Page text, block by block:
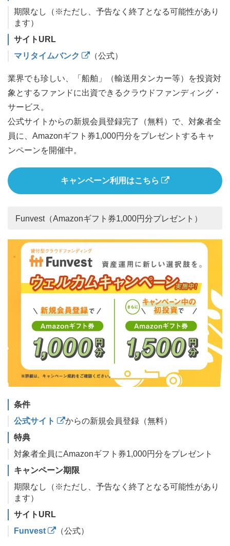
期限なし（※ただし、予告なく終了となる可能性があり
ます）
サイトURL
マリタイムバンク
（公式）
業界でも珍しい、「船舶」（輸送用タンカー等）を投資対
象とするファンドに出資できるクラウドファンディング・
サービス。
公式サイトからの新規会員登録完了（無料）で、対象者全
員に、Amazonギフト券1,000円分をプレゼントするキャ
ンペーンを開催中。
キャンペーン利用はこちら
Funvest（Amazonギフト券1,000円分プレゼント）
条件
公式サイト
からの新規会員登録（無料）
特典
対象者全員にAmazonギフト券1,000円分をプレゼント
キャンペーン期限
期限なし（※ただし、予告なく終了となる可能性があり
ます）
サイトURL
Funvest
（公式）